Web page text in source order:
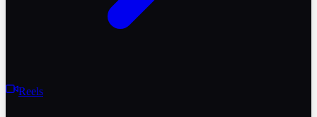
Reels